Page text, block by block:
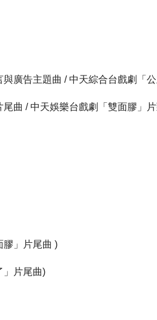
與廣告主題曲 /中天綜合台戲劇「
尾曲 /中天娛樂台戲劇「雙面膠 」
膠」片尾曲 )
」片尾曲)